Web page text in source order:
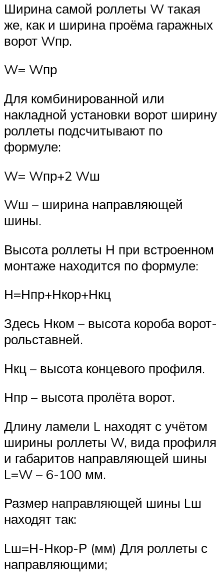
Ширина самой роллеты W такая
же, как и ширина проёма гаражных
ворот Wпр.
W= Wпр
Для комбинированной или
накладной установки ворот ширину
роллеты подсчитывают по
формуле:
W= Wпр+2 Wш
Wш – ширина направляющей
шины.
Высота роллеты Н при встроенном
монтаже находится по формуле:
Н=Нпр+Нкор+Нкц
Здесь Нком – высота короба ворот-
рольставней.
Нкц – высота концевого профиля.
Нпр – высота пролёта ворот.
Длину ламели L находят с учётом
ширины роллеты W, вида профиля
и габаритов направляющей шины
L=W – 6-100 мм.
Размер направляющей шины Lш
находят так:
Lш=Н-Нкор-Р (мм) Для роллеты с
направляющими;